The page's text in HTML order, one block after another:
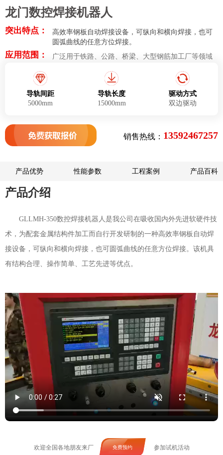
龙门数控焊接机器人
突出特点：
高效率钢板自动焊接设备，可纵向和横向焊接，也可
圆弧曲线的任意方位焊接。
应用范围： 广泛用于铁路、公路、桥梁、大型钢筋加工厂等领域
导轨间距
5000mm
导轨长度
15000mm
驱动方式
双边驱动
销售热线： 13592467257
产品优势 性能参数 工程案例 产品百科
产品介绍
GLLMH-350数控焊接机器人是我公司在吸收国内外先进软硬件技
术，为配套金属结构件加工而自行开发研制的一种高效率钢板自动焊
接设备，可纵向和横向焊接，也可圆弧曲线的任意方位焊接。该机具
有结构合理、操作简单、工艺先进等优点。
欢迎全国各地朋友来厂 免费预约 参加试机活动